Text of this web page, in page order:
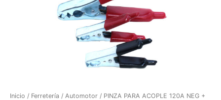
Inicio / Ferretería / Automotor / PINZA PARA ACOPLE 120A NEG +